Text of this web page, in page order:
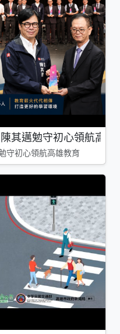
其邁勉守初心領航高雄
守初心領航高雄教育